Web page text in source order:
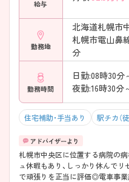
給与
勤務地
北海道札幌市
札幌市電山鼻
分
勤務時間
日勤:08時30分
夜勤:16時30分
住宅補助・手当あり 駅チカ（
札幌市中央区に位置する病院の
ュ休暇もあり、しっかり休んで
で頑張りを正当に評価◎電車事